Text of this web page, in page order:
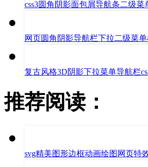
css3圆角阴影面包屑导航条二级菜
网页圆角阴影导航栏下拉二级菜
复古风格3D阴影下拉菜单导航栏
推荐阅读：
svg精美图形边框动画绘图网页特